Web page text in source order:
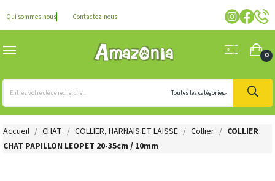
Qui sommes-nous Contactez-nous
0
Accueil CHAT COLLIER, HARNAIS ET LAISSE Collier
COLLIER
CHAT PAPILLON LEOPET 20-35cm / 10mm